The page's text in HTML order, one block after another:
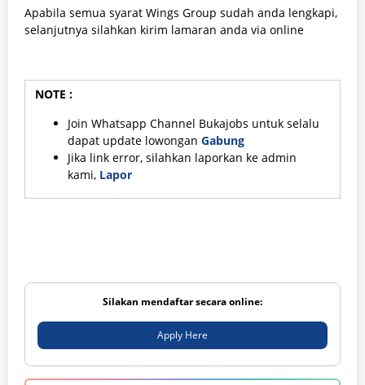
Apabila semua syarat Wings Group sudah anda lengkapi,
selanjutnya silahkan kirim lamaran anda via online
NOTE :
Join Whatsapp Channel Bukajobs untuk selalu
dapat update lowongan Gabung
Jika link error, silahkan laporkan ke admin
kami, Lapor
Silakan mendaftar secara online:
Apply Here